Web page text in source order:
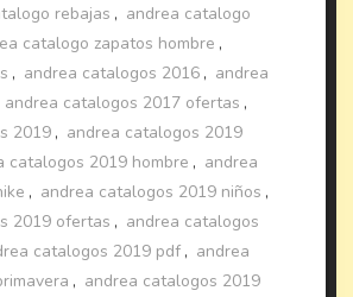
rebajas , andrea catalogo
catalogo zapatos hombre ,
, andrea catalogos 2016 , andrea
andrea catalogos 2017 ofertas ,
2019 , andrea catalogos 2019
catalogos 2019 hombre , andrea
, andrea catalogos 2019 niños ,
2019 ofertas , andrea catalogos
catalogos 2019 pdf , andrea
, andrea catalogos 2019